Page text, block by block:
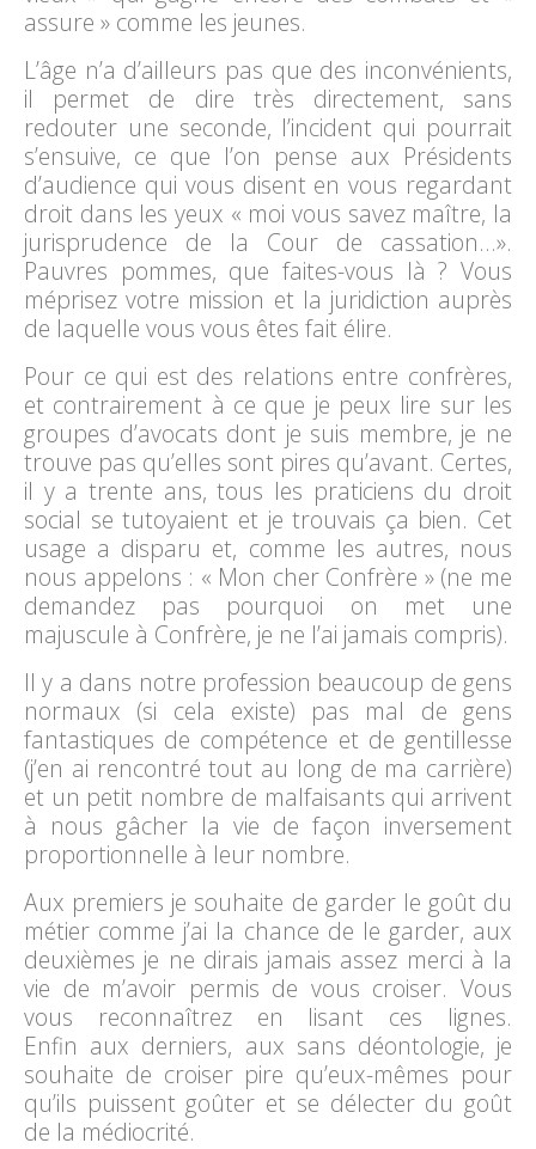
assure » comme les jeunes.
L’âge n’a d’ailleurs pas que des inconvénients,
il permet de dire très directement, sans
redouter une seconde, l’incident qui pourrait
s’ensuive, ce que l’on pense aux Présidents
d’audience qui vous disent en vous regardant
droit dans les yeux « moi vous savez maître, la
jurisprudence de la Cour de cassation…».
Pauvres pommes, que faites-vous là ? Vous
méprisez votre mission et la juridiction auprès
de laquelle vous vous êtes fait élire.
Pour ce qui est des relations entre confrères,
et contrairement à ce que je peux lire sur les
groupes d’avocats dont je suis membre, je ne
trouve pas qu’elles sont pires qu’avant. Certes,
il y a trente ans, tous les praticiens du droit
social se tutoyaient et je trouvais ça bien. Cet
usage a disparu et, comme les autres, nous
nous appelons : « Mon cher Confrère » (ne me
demandez pas pourquoi on met une
majuscule à Confrère, je ne l’ai jamais compris).
Il y a dans notre profession beaucoup de gens
normaux (si cela existe) pas mal de gens
fantastiques de compétence et de gentillesse
(j’en ai rencontré tout au long de ma carrière)
et un petit nombre de malfaisants qui arrivent
à nous gâcher la vie de façon inversement
proportionnelle à leur nombre.
Aux premiers je souhaite de garder le goût du
métier comme j’ai la chance de le garder, aux
deuxièmes je ne dirais jamais assez merci à la
vie de m’avoir permis de vous croiser. Vous
vous reconnaîtrez en lisant ces lignes.
Enfin aux derniers, aux sans déontologie, je
souhaite de croiser pire qu’eux-mêmes pour
qu’ils puissent goûter et se délecter du goût
de la médiocrité.